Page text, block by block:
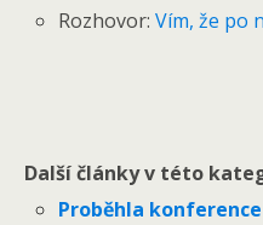
Rozhovor:Vím, že po
Další články v této
Proběhla